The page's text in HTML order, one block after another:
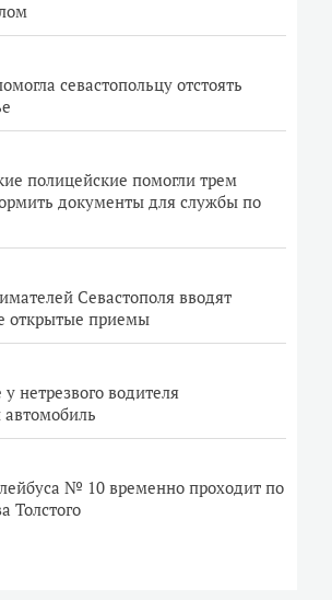
севастопольцу отстоять
полицейские помогли трем
документы для службы по
Севастополя вводят
открытые приемы
нетрезвого водителя
№ 10 временно проходит по
Толстого